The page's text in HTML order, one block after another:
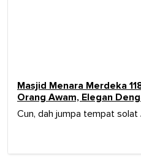
Masjid Menara Merdeka
Orang Awam, Elegan
Cun, dah jumpa tempat solat